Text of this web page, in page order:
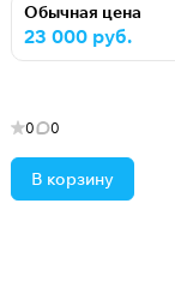
Обычная цена
23 000 руб.
0 0
В корзину